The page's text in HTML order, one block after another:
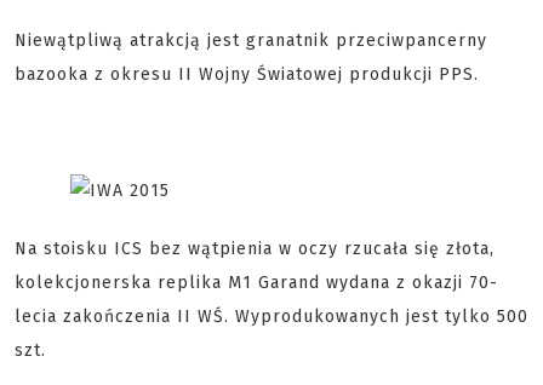
Niewątpliwą atrakcją jest granatnik przeciwpancerny
bazooka z okresu II Wojny Światowej produkcji PPS.
Na stoisku ICS bez wątpienia w oczy rzucała się złota,
kolekcjonerska replika M1 Garand wydana z okazji 70-
lecia zakończenia II WŚ. Wyprodukowanych jest tylko 500
szt.